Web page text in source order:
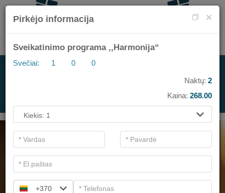
×
Pirkėjo informacija
Sveikatinimo programa ,,Harmonija“
Svečiai: 1 0 0
Naktų: 2
Kaina: 268.00
+370